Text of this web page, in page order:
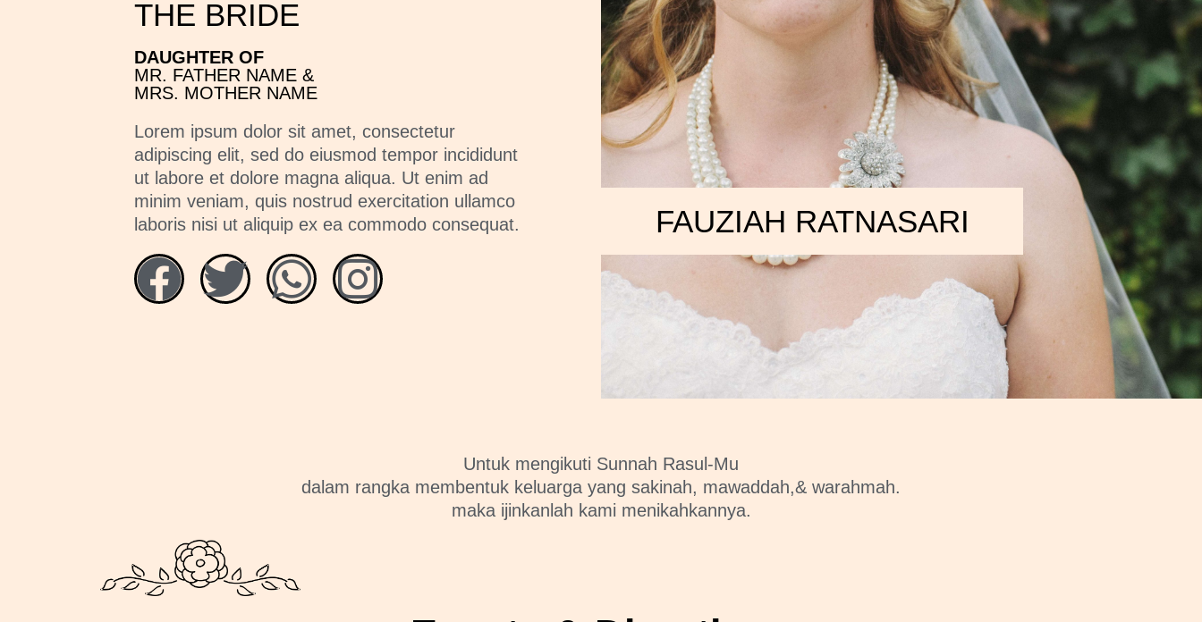
THE BRIDE
DAUGHTER OF
MR. FATHER NAME &
MRS. MOTHER NAME
Lorem ipsum dolor sit amet, consectetur
adipiscing elit, sed do eiusmod tempor incididunt
ut labore et dolore magna aliqua. Ut enim ad
minim veniam, quis nostrud exercitation ullamco
laboris nisi ut aliquip ex ea commodo consequat.
FAUZIAH RATNASARI
Untuk mengikuti Sunnah Rasul-Mu
dalam rangka membentuk keluarga yang sakinah, mawaddah,& warahmah.
maka ijinkanlah kami menikahkannya.